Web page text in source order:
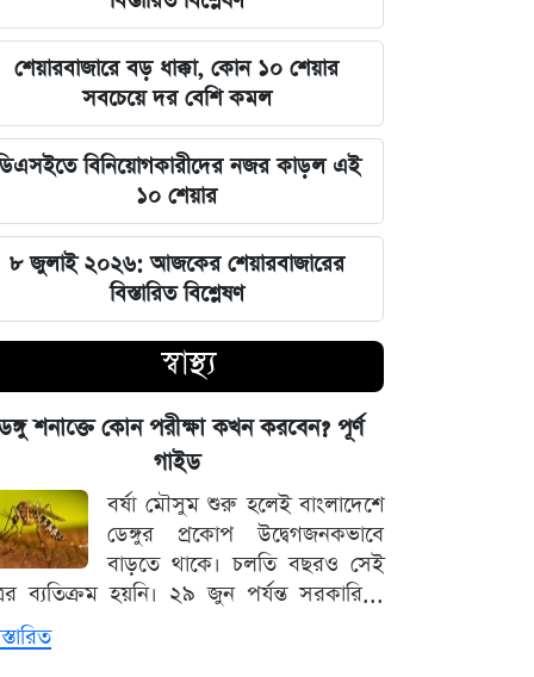
বাদ পড়ছে ৭ মার্চের ভাষণ ও বঙ্গবন্ধুর
প্রতিকৃতি টাঙানোর বাধ্যবাধকতা
সৌদি আরবের সাথে কৌশলগত দীর্ঘমেয়াদি
সম্পর্ক চান প্রধানমন্ত্রী তারেক রহমান
মার্কিন অর্থনীতি ও ফেডের সিদ্ধান্তের
অপেক্ষায় আন্তর্জাতিক ধাতুর বাজার
শেখ হাসিনার বক্তব্য প্রচারের আয়োজনে
সম্পৃক্ততা নেই দিল্লির: রণধীর জয়সোয়াল
সিট দখল ঘিরে আলিয়া মাদ্রাসায় ছাত্রদল-
শিবির রক্তক্ষয়ী সংঘর্ষ
মঙ্গলবারের পাঁচ ওয়াক্ত নামাজের সময়সূচি
স্বর্ণ কিনবেন আজ? দেখে নিন বাজুসের
শেয়ারবাজারে বড় ধাক্কা, কোন ১০ শেয়ার
সবচেয়ে দর বেশি কমল
বিনিয়োগকারীদের নজর কাড়ল এই
১০ শেয়ার
৮ জুলাই ২০২৬: আজকের শেয়ারবাজারের
বিস্তারিত বিশ্লেষণ
স্বাস্থ্য
শনাক্তে কোন পরীক্ষা কখন করবেন? পূর্ণ
গাইড
বর্ষা মৌসুম শুরু হলেই বাংলাদেশে
ডেঙ্গুর প্রকোপ উদ্বেগজনকভাবে
বাড়তে থাকে। চলতি বছরও সেই
ব্যতিক্রম হয়নি। ২৯ জুন পর্যন্ত সরকারি...